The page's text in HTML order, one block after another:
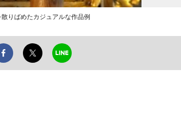
りばめたカジュアルな作品例